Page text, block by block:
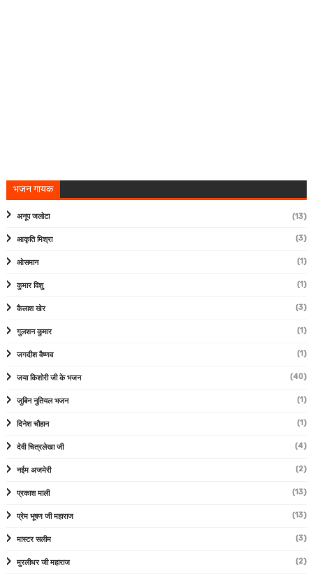
भजन गायक
अनूप जलोटा (13)
आकृति मिश्रा (3)
ओसमान (1)
कुमार विशु (1)
कैलाश खेर (3)
गुलशन कुमार (1)
जगदीश वैष्णव (1)
जया किशोरी जी के भजन (40)
जुबिन नुतियल भजन (1)
दिनेश चौहान (1)
देवी चित्रलेखा जी (4)
नईम अजमेरी (2)
प्रकाश माली (13)
प्रेम भूषण जी महाराज (13)
मास्टर सलीम (3)
मुरलीधर जी महाराज (2)